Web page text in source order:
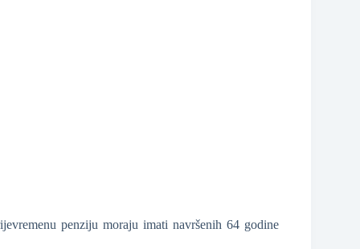
penziju moraju imati navršenih 64 godine